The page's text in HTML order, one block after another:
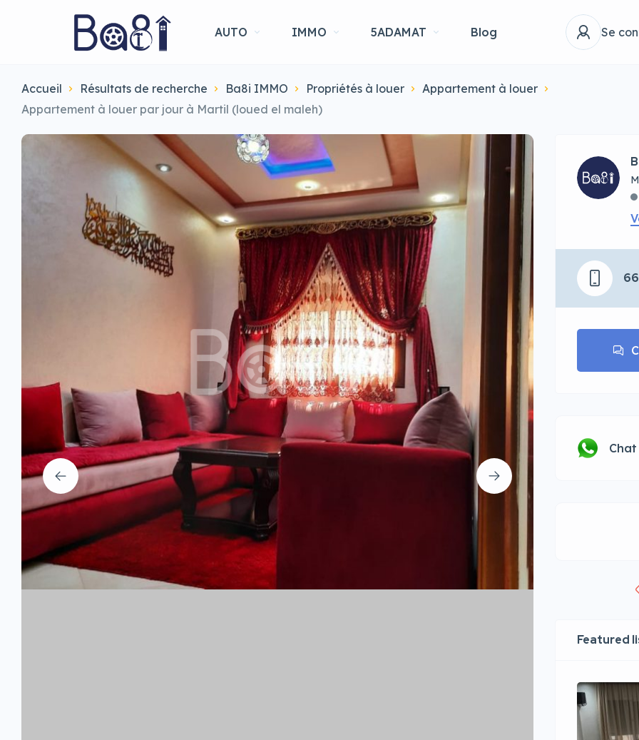
AUTO IMMO 5ADAMAT Blog Se
Accueil Résultats de recherche Ba8i IMMO Propriétés à louer
Appartement à louer
Appartement à louer par jour à Martil (loued el maleh)
Featured